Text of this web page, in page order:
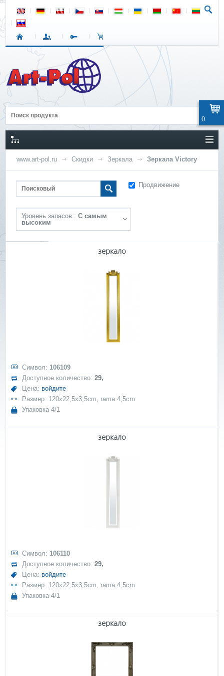
www.art-pol.ru Скидки Зеркала Зеркала Victory
Продвижение
Уровень запасов.: С самым
высоким
зеркало
Символ: 106109
Доступное количество:29,
Цена: войдите
Размер: 120x22,5x3,5cm, rama 4,5cm
Упаковка 4/1
зеркало
Символ: 106110
Доступное количество:29,
Цена: войдите
Размер: 120x22,5x3,5cm, rama 4,5cm
Упаковка 4/1
зеркало
0